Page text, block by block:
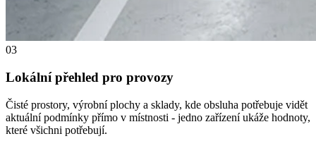
03
Lokální přehled pro provozy
Čisté prostory, výrobní plochy a sklady, kde obsluha potřebuje vidět
aktuální podmínky přímo v místnosti - jedno zařízení ukáže hodnoty,
které všichni potřebují.